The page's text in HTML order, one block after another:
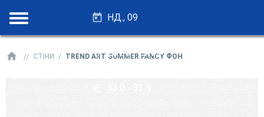
НД., 09
28.25 - 27.75
СТІНИ TREND ART SUMMER FANCY ФОН